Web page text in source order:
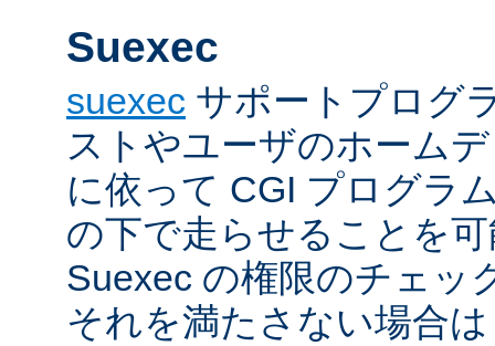
Suexec
suexec サポートプログ
ストやユーザのホーム
に依って CGI プログラ
の下で走らせることを
Suexec の権限のチェッ
それを満たさない場合